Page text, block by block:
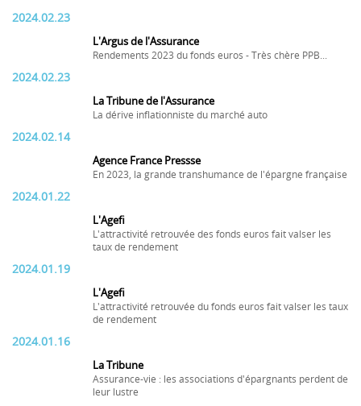
2024.02.23
L'Argus de l'Assurance
Rendements 2023 du fonds euros - Très chère PPB...
2024.02.23
La Tribune de l'Assurance
La dérive inflationniste du marché auto
2024.02.14
Agence France Pressse
En 2023, la grande transhumance de l'épargne française
2024.01.22
L'Agefi
L'attractivité retrouvée des fonds euros fait valser les
taux de rendement
2024.01.19
L'Agefi
L'attractivité retrouvée du fonds euros fait valser les taux
de rendement
2024.01.16
La Tribune
Assurance-vie : les associations d'épargnants perdent de
leur lustre